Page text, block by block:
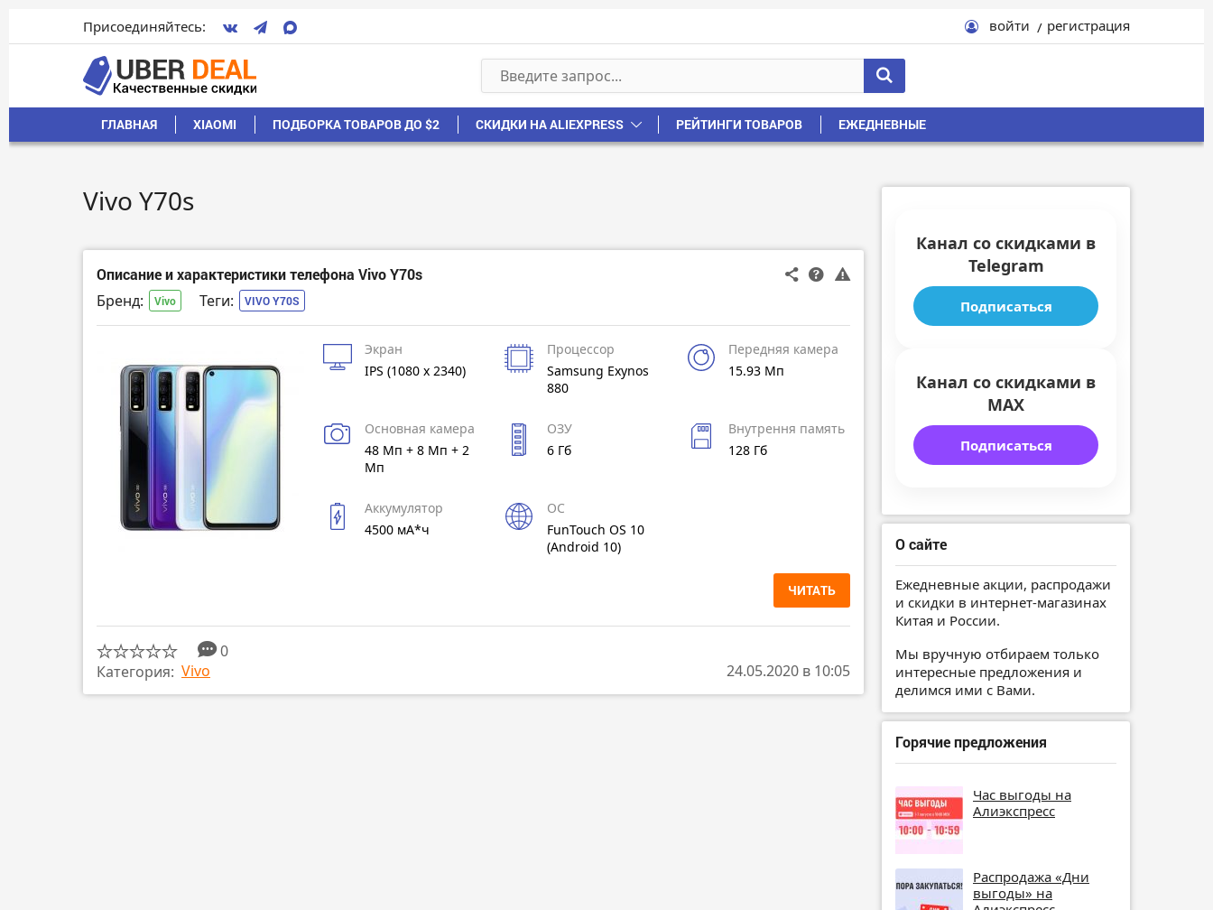
Присоединяйтесь: войти регистрация
ГЛАВНАЯ XIAOMI ПОДБОРКА ТОВАРОВ ДО $2 СКИДКИ НА ALIEXPRESS РЕЙТИНГИ ТОВАРОВ ЕЖЕДНЕВНЫЕ
Vivo Y70s
Описание и характеристики телефона Vivo Y70s
Бренд: Vivo Теги: VIVO Y70S
Экран
IPS (1080 x 2340)
Процессор
Samsung Exynos
880
Передняя камера
15.93 Мп
Основная камера
48 Мп + 8 Мп + 2
Мп
ОЗУ
6 Гб
Внутрення память
128 Гб
Аккумулятор
4500 мА*ч
ОС
FunTouch OS 10
(Android 10)
ЧИТАТЬ
0
Категория: Vivo 24.05.2020 в 10:05
Канал со скидками в
Telegram
Подписаться
Канал со скидками в
MAX
Подписаться
О сайте
Ежедневные акции, распродажи
и скидки в интернет-магазинах
Китая и России.
Мы вручную отбираем только
интересные предложения и
делимся ими с Вами.
Горячие предложения
Час выгоды на
Алиэкспресс
Распродажа «Дни
выгоды» на